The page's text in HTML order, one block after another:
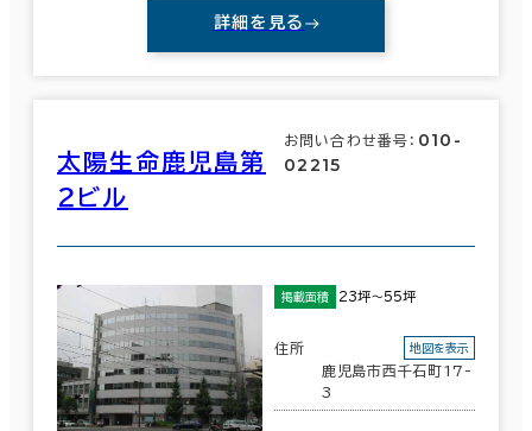
詳細を見る
太陽生命鹿児島第
２ビル
お問い合わせ番号： 010-
02215
掲載面積 23坪～55坪
住所
鹿児島市西千石町17-
3
地図を表示
佐賀県 (39)
大分県 (68)
宮崎県 (71)
5分以内
即入居可能
3か月以内
６か月以内